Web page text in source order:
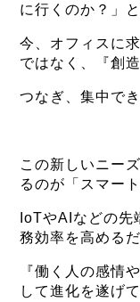
に行くのか？」
今、オフィスに
ではなく、『創
つなぎ、集中で
この新しいニー
るのが「スマー
IoTやAIなどの先
務効率を高める
『働く人の感情
して進化を遂げて